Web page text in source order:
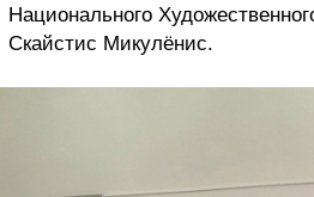
Национального
Скайстис Микулёнис.